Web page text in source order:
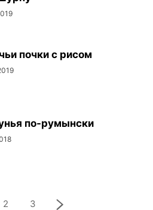
почки с рисом
по-румынски
2 3